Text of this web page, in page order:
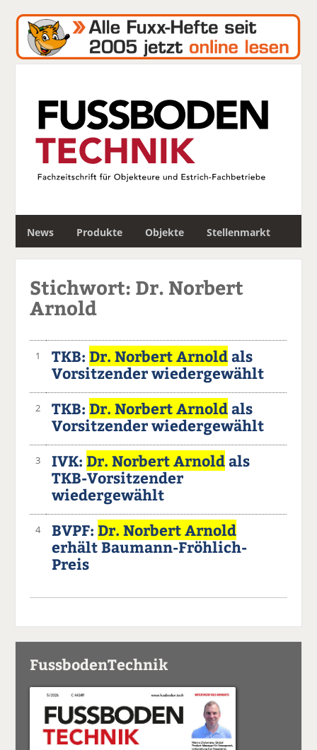
News Produkte Objekte Stellenmarkt
c
Stichwort: Dr. Norbert
Arnold
1 TKB: Dr. Norbert Arnoldals
Vorsitzender wiedergewählt
2 TKB: Dr. Norbert Arnoldals
Vorsitzender wiedergewählt
3 IVK: Dr. Norbert Arnoldals
TKB-Vorsitzender
wiedergewählt
4 BVPF: Dr. Norbert Arnold
erhält Baumann-Fröhlich-
Preis
FussbodenTechnik